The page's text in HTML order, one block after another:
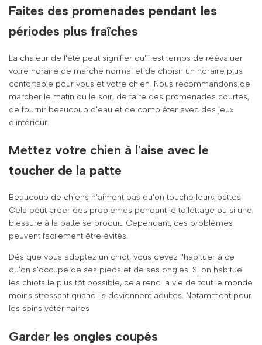
Faites des promenades pendant les
périodes plus fraîches
La chaleur de l'été peut signifier qu'il est temps de réévaluer
votre horaire de marche normal et de choisir un horaire plus
confortable pour vous et votre chien. Nous recommandons de
marcher le matin ou le soir, de faire des promenades courtes,
de fournir beaucoup d'eau et de compléter avec des jeux
d'intérieur.
Mettez votre chien à l'aise avec le
toucher de la patte
Beaucoup de chiens n'aiment pas qu'on touche leurs pattes.
Cela peut créer des problèmes pendant le toilettage ou si une
blessure à la patte se produit. Cependant, ces problèmes
peuvent facilement être évités.
Dès que vous adoptez un chiot, vous devez l'habituer à ce
qu'on s'occupe de ses pieds et de ses ongles. Si on habitue
les chiots le plus tôt possible, cela rend la vie de tout le monde
moins stressant quand ils deviennent adultes. Notamment pour
les soins vétérinaires
Garder les ongles coupés